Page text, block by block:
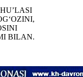
BILAN.